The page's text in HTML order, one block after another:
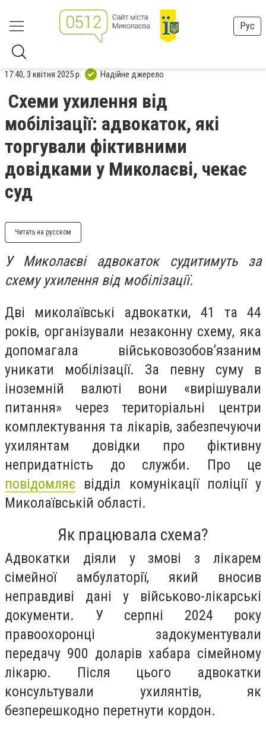
Рус
17:40, 3 квітня 2025 р. Надійне джерело
Схеми ухилення від
мобілізації: адвокаток, які
торгували фіктивними
довідками у Миколаєві, чекає
суд
Читать на русском
У Миколаєві адвокаток судитимуть за
схему ухилення від мобілізації.
Дві миколаївські адвокатки, 41 та 44
років, організували незаконну схему, яка
допомагала військовозобов’язаним
уникати мобілізації. За певну суму в
іноземній валюті вони «вирішували
питання» через територіальні центри
комплектування та лікарів, забезпечуючи
ухилянтам довідки про фіктивну
непридатність до служби. Про це
повідомляє відділ комунікації поліції у
Миколаївській області.
Як працювала схема?
Адвокатки діяли у змові з лікарем
сімейної амбулаторії, який вносив
неправдиві дані у військово-лікарські
документи. У серпні 2024 року
правоохоронці задокументували
передачу 900 доларів хабара сімейному
лікарю. Після цього адвокатки
консультували ухилянтів, як
безперешкодно перетнути кордон.